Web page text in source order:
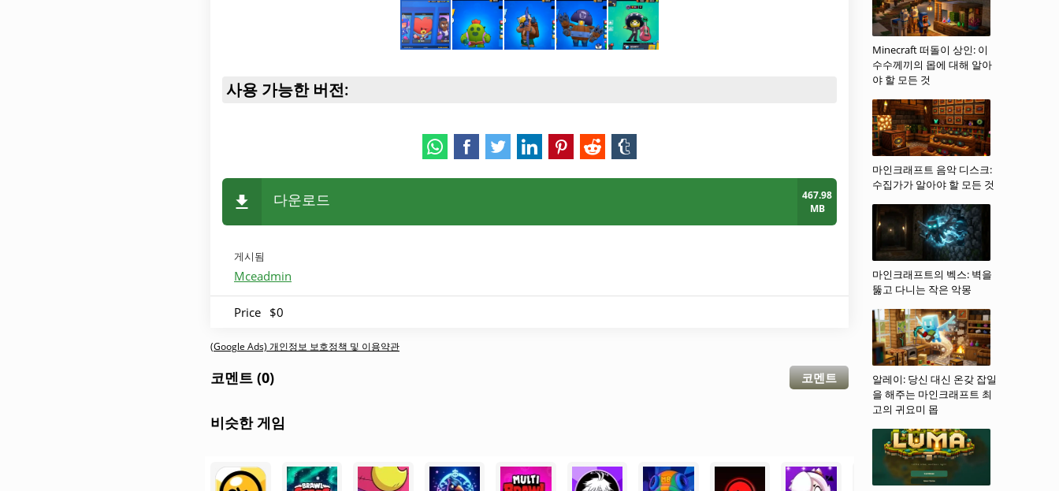
사용 가능한 버전:
다운로드
467.98
MB
게시됨
Mceadmin
Price $0
(Google Ads) 개인정보 보호정책 및 이용약관
코멘트 (0) 코멘트
비슷한 게임
Minecraft 떠돌이 상인: 이
수수께끼의 몹에 대해 알아
야 할 모든 것
마인크래프트 음악 디스크:
수집가가 알아야 할 모든 것
마인크래프트의 벡스: 벽을
뚫고 다니는 작은 악몽
알레이: 당신 대신 온갖 잡일
을 해주는 마인크래프트 최
고의 귀요미 몹